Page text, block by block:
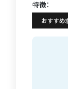
特徴：
おすすめ